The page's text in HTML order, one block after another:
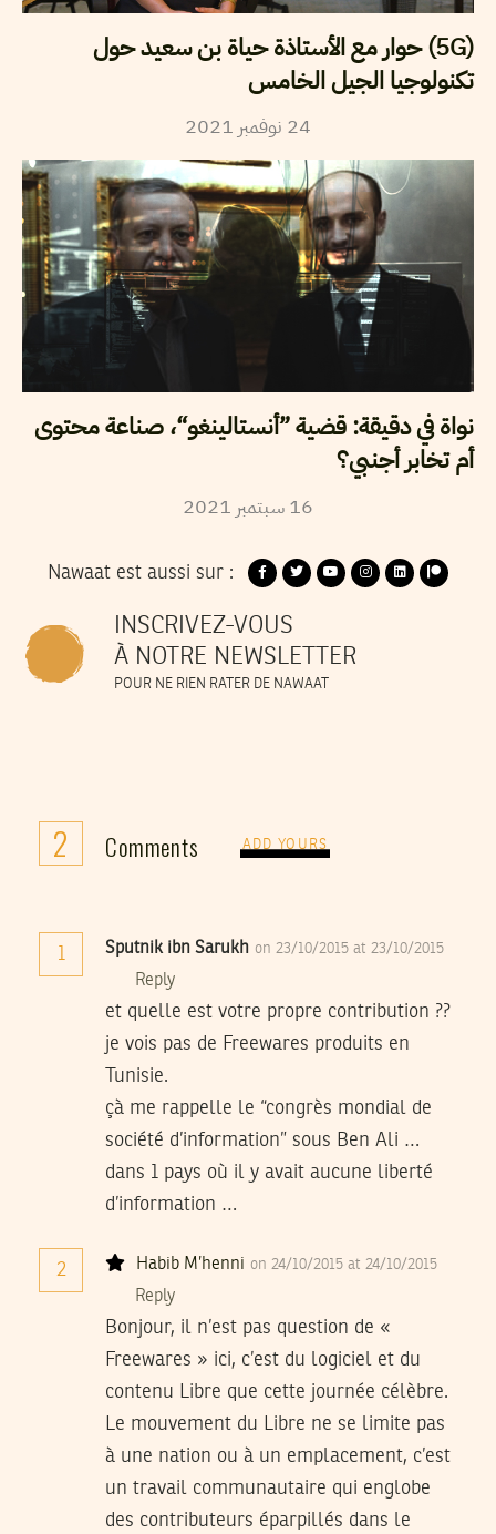
(5G) حوار مع الأستاذة حياة بن سعيد حول
تكنولوجيا الجيل الخامس
24 نوفمبر 2021
نواة في دقيقة: قضية ”أنستالينغو“، صناعة محتوى
أم تخابر أجنبي؟
16سبتمبر 2021
Nawaat est aussi sur :
INSCRIVEZ-VOUS
À NOTRE NEWSLETTER
POUR NE RIEN RATER DE NAWAAT
2 Comments ADD YOURS
1 Sputnik ibn Sarukh on 23/10/2015 at 23/10/2015
Reply
et quelle est votre propre contribution ??
je vois pas de Freewares produits en
Tunisie.
çà me rappelle le “congrès mondial de
société d’information” sous Ben Ali …
dans 1 pays où il y avait aucune liberté
d’information …
2 Habib M’henni on 24/10/2015 at 24/10/2015
Reply
Bonjour, il n’est pas question de «
Freewares » ici, c’est du logiciel et du
contenu Libre que cette journée célèbre.
Le mouvement du Libre ne se limite pas
à une nation ou à un emplacement, c’est
un travail communautaire qui englobe
des contributeurs éparpillés dans le